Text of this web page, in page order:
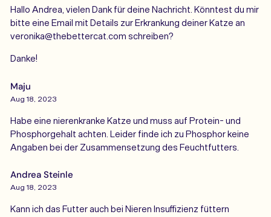
Hallo Andrea, vielen Dank für deine Nachricht. Könntest du mir
bitte eine Email mit Details zur Erkrankung deiner Katze an
veronika@thebettercat.com schreiben?
Danke!
Maju
Aug 18, 2023
Habe eine nierenkranke Katze und muss auf Protein- und
Phosphorgehalt achten. Leider finde ich zu Phosphor keine
Angaben bei der Zusammensetzung des Feuchtfutters.
Andrea Steinle
Aug 18, 2023
Kann ich das Futter auch bei Nieren Insuffizienz füttern